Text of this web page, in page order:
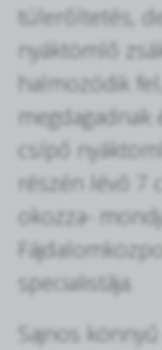
túlerőltetés,
nyáktömlő
halmozódik
megdagadnak
csípő
részén lévő 7
okozza-
specialistája.
Sajnos